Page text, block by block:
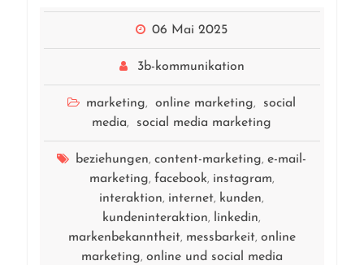
06 Mai 2025
3b-kommunikation
marketing, online marketing,
social
media, social media marketing
beziehungen,content-marketing,e-mail-
marketing, facebook, instagram,
interaktion, internet, kunden,
kundeninteraktion, linkedin,
markenbekanntheit, messbarkeit, online
marketing, online und social media